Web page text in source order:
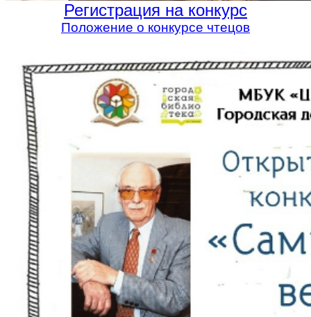
Регистрация на конкурс
Положение о конкурсе чтецов